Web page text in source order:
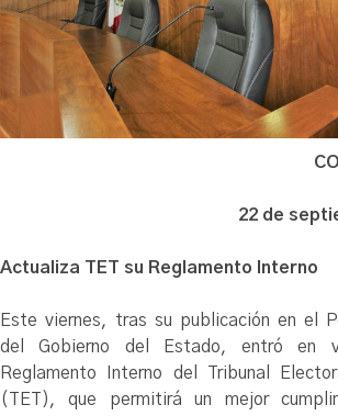
22 de
Actualiza TET su Reglamento Interno
Este viernes, tras su publicación en el
del Gobierno del Estado, entró en
Reglamento Interno del Tribunal
(TET), que permitirá un mejor